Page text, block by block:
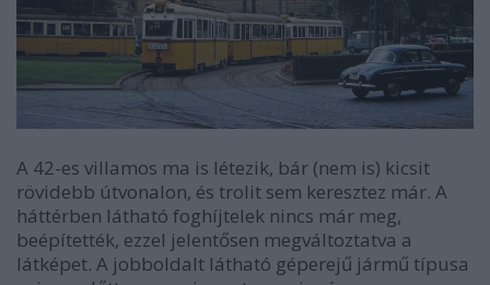
A 42-es villamos ma is létezik, bár (nem is) kicsit
rövidebb útvonalon, és trolit sem keresztez már. A
háttérben látható foghíjtelek nincs már meg,
beépítették, ezzel jelentősen megváltoztatva a
látképet. A jobboldalt látható géperejű jármű típusa